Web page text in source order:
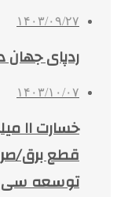
۱۴۰۳/۰۹/۲۷
ردپای جهان
۱۴۰۳/۱۰/۰۷
توسعه سی